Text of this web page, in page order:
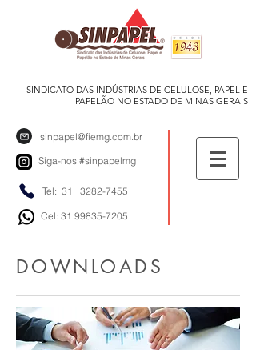
SINDICATO DAS INDÚSTRIAS DE CELULOSE, PAPEL E
PAPELÃO NO ESTADO DE MINAS GERAIS
sinpapel@fiemg.com.br
Siga-nos #sinpapelmg
Tel: 31 3282-7455
Cel: 31 99835-7205
DOWNLOADS